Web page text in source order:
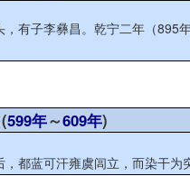
李彝昌。乾宁二年（895年
599年～609年)
之子，莫何可汗去世后，都蓝可汗雍虞闾立